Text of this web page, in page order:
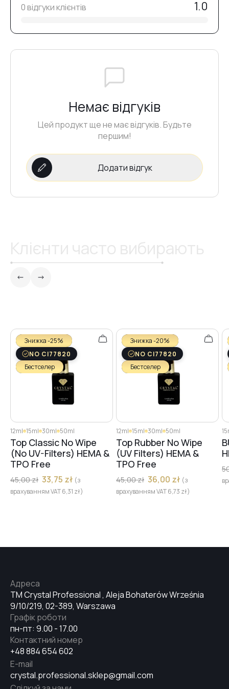
0 відгуки клієнтів 1.0
Немає відгуків
Цей продукт ще не має відгуків. Будьте
першим!
Додати відгук
Знижка -25%
NO CI77820
Бестселер
12ml 15ml 30ml 50ml
Top Classic No Wipe
(No UV-Filters) HEMA &
TPO Free
45,00zł 33,75 zł (з
врахуванням VAT6,31 zł)
Знижка -20%
NO CI77820
Бестселер
12ml 15ml 30ml 50ml
Top Rubber No Wipe
(UV Filters) HEMA &
TPO Free
45,00zł 36,00 zł (з
врахуванням VAT6,73 zł)
TM Crystal Professional , Aleja Bohaterów Września
9/10/219, 02-389, Warszawa
Адреса
пн-пт: 9.00 - 17.00
Графік роботи
+48 884 654 602
Контактний номер
crystal.professional.sklep@gmail.com
E-mail